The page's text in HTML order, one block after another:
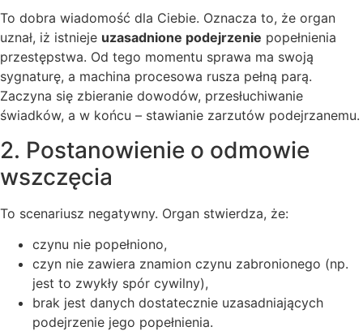
To dobra wiadomość dla Ciebie. Oznacza to, że organ
uznał, iż istnieje uzasadnione podejrzenie popełnienia
przestępstwa. Od tego momentu sprawa ma swoją
sygnaturę, a machina procesowa rusza pełną parą.
Zaczyna się zbieranie dowodów, przesłuchiwanie
świadków, a w końcu – stawianie zarzutów podejrzanemu.
2. Postanowienie o odmowie
wszczęcia
To scenariusz negatywny. Organ stwierdza, że:
czynu nie popełniono,
czyn nie zawiera znamion czynu zabronionego (np.
jest to zwykły spór cywilny),
brak jest danych dostatecznie uzasadniających
podejrzenie jego popełnienia.